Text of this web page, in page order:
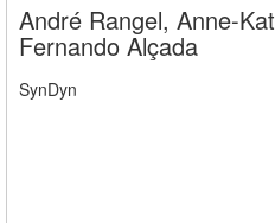
André Rangel, Anne-
Fernando Alçada
SynDyn